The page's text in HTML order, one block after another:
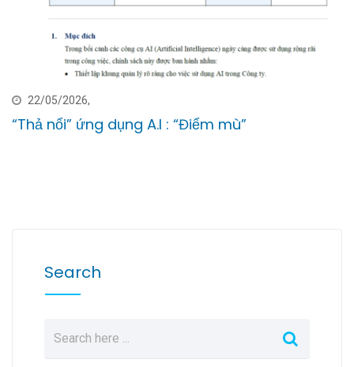
22/05/2026,
“Thả nổi” ứng dụng A.I : “Điểm mù”
Search